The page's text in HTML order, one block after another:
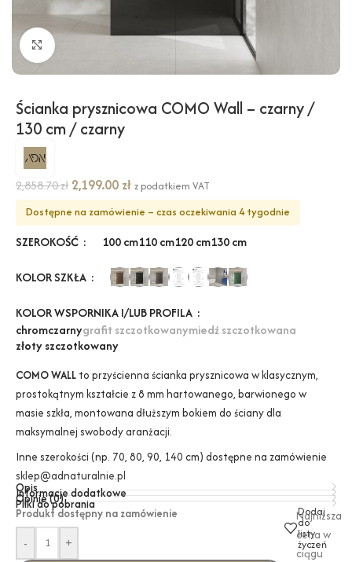
Kliknij, aby powiększyć
Ścianka prysznicowa COMO Wall – czarny /
130 cm / czarny
2,858.70zł 2,199.00 zł z podatkiem VAT
Dostępne na zamówienie – czas oczekiwania 4 tygodnie
SZEROKOŚĆ 100 cm110 cm120 cm130 cm
KOLOR SZKŁA
KOLOR WSPORNIKA I/LUB PROFILA
chromczarnygrafit szczotkowanymiedź szczotkowana
złoty szczotkowany
COMO WALL to przyścienna ścianka prysznicowa w klasycznym,
prostokątnym kształcie z 8 mm hartowanego, barwionego w
masie szkła, montowana dłuższym bokiem do ściany dla
maksymalnej swobody aranżacji.
Inne szerokości (np. 70, 80, 90, 140 cm) dostępne na zamówienie
sklep@adnaturalnie.pl
Opis
Informacje dodatkowe
Opinie (0)
Pliki do pobrania
Produkt dostępny na zamówienie
-
+
Dodaj
do
listy
życzeń
Najniższa
cena w
ciągu